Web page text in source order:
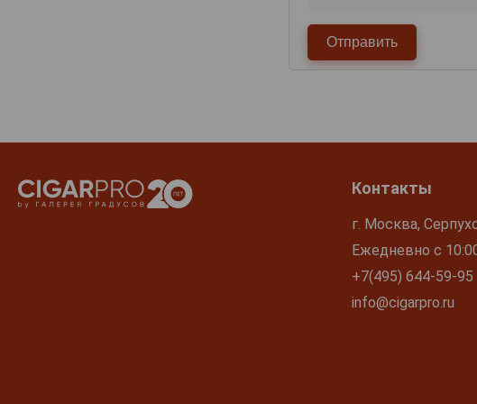
Контакты
г. Москва,
Ежедневно с
+7(495) 644-59-95
info@cigarpro.ru